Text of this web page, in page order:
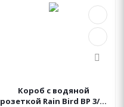
Короб с водяной
розеткой Rain Bird ВР 3/4"